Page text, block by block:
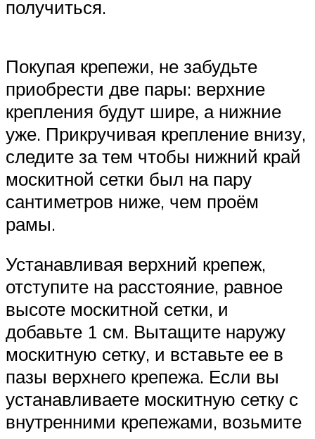
получиться.
Покупая крепежи, не забудьте
приобрести две пары: верхние
крепления будут шире, а нижние
уже. Прикручивая крепление внизу,
следите за тем чтобы нижний край
москитной сетки был на пару
сантиметров ниже, чем проём
рамы.
Устанавливая верхний крепеж,
отступите на расстояние, равное
высоте москитной сетки, и
добавьте 1 см. Вытащите наружу
москитную сетку, и вставьте ее в
пазы верхнего крепежа. Если вы
устанавливаете москитную сетку с
внутренними крепежами, возьмите